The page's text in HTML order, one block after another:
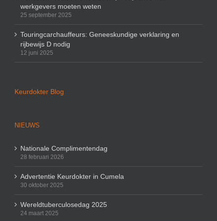
werkgevers moeten weten
25 september 2025
Touringcarchauffeurs: Geneeskundige verklaring en
rijbewijs D nodig
12 juni 2025
Keurdokter Blog
NIEUWS
Nationale Complimentendag
28 februari 2026
Advertentie Keurdokter in Cumela
30 oktober 2025
Wereldtuberculosedag 2025
24 maart 2025